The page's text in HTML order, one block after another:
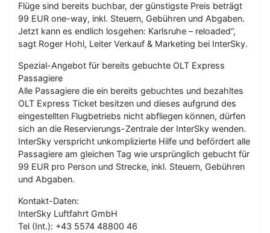
Flüge sind bereits buchbar, der günstigste Preis beträgt
99 EUR one-way, inkl. Steuern, Gebühren und Abgaben.
Jetzt kann es endlich losgehen: Karlsruhe – reloaded“,
sagt Roger Hohl, Leiter Verkauf & Marketing bei InterSky.
Spezial-Angebot für bereits gebuchte OLT Express
Passagiere
Alle Passagiere die ein bereits gebuchtes und bezahltes
OLT Express Ticket besitzen und dieses aufgrund des
eingestellten Flugbetriebs nicht abfliegen können, dürfen
sich an die Reservierungs-Zentrale der InterSky wenden.
InterSky verspricht unkomplizierte Hilfe und befördert alle
Passagiere am gleichen Tag wie ursprünglich gebucht für
99 EUR pro Person und Strecke, inkl. Steuern, Gebühren
und Abgaben.
Kontakt-Daten:
InterSky Luftfahrt GmbH
Tel (Int.): +43 5574 48800 46